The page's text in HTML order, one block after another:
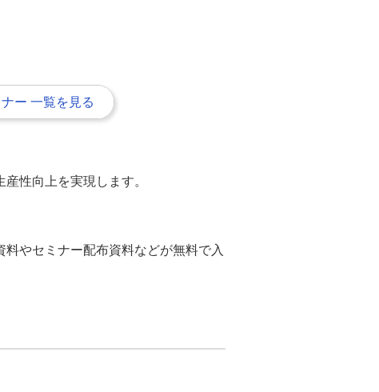
ー 一覧を見る
性向上を実現します。
やセミナー配布資料などが無料で入